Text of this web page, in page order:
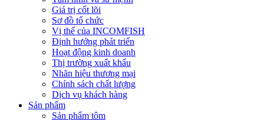
Giá trị cốt lõi
Sơ đồ tổ chức
Vị thế của INCOMFISH
Định hướng phát triển
Hoạt động kinh doanh
Thị trường xuất khẩu
Nhãn hiệu thương mại
Chính sách chất lượng
Dịch vụ khách hàng
Sản phẩm
Sản phẩm tôm